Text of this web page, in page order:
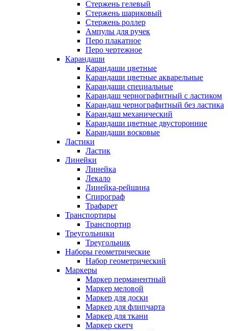
Стержень гелевый
Стержень шариковый
Стержень роллер
Ампулы для ручек
Перо плакатное
Перо чертежное
Карандаши
Карандаши цветные
Карандаши цветные акварельные
Карандаши специальные
Карандаш чернографитный с ластиком
Карандаш чернографитный без ластика
Карандаш механический
Карандаши цветные двусторонние
Карандаши восковые
Ластики
Ластик
Линейки
Линейка
Лекало
Линейка-рейшина
Спирограф
Трафарет
Транспортиры
Транспортир
Треугольники
Треугольник
Наборы геометрические
Набор геометрический
Маркеры
Маркер перманентный
Маркер меловой
Маркер для доски
Маркер для флипчарта
Маркер для ткани
Маркер скетч